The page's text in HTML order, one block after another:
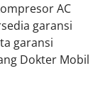
AC
garansi
garansi
Dokter Mobil